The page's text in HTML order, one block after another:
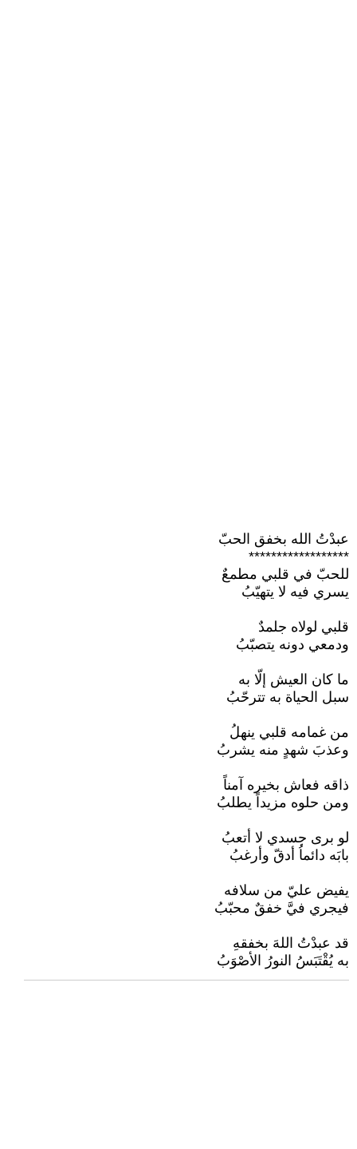
عبدْتُ الله بخفق الحبّ
******************
للحبّ في قلبي مطمعٌ
يسري فيه لا يتهيّبُ
قلبي لولاه جلمدٌ
ودمعي دونه يتصبّبُ
ما كان العيش إلّا به
سبل الحياة به تترحّبُ
من غمامه قلبي ينهلُ
وعذبَ شهدٍ منه يشربُ
ذاقه فعاش بخيره آمناً
ومن حلوه مزيداً يطلبُ
لو برى جسدي لا أتعبُ
بابَه دائماُ أدقّ وأرغبُ
يفيض عليّ من سلافه
فيجري فيَّ خفقٌ محبّبُ
قد عبدْتُ اللهَ بخفقهِ
به يُقْتَبَسُ النورُ الأصْوَبُ